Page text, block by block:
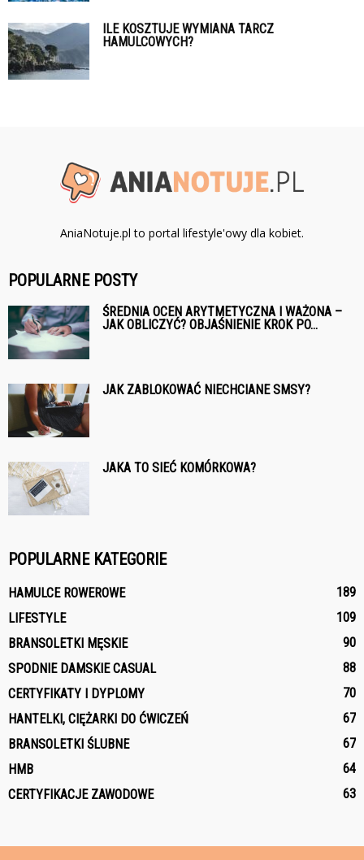
ILE KOSZTUJE WYMIANA TARCZ
HAMULCOWYCH?
AniaNotuje.pl to portal lifestyle'owy dla kobiet.
POPULARNE POSTY
ŚREDNIA OCEN ARYTMETYCZNA I WAŻONA –
JAK OBLICZYĆ? OBJAŚNIENIE KROK PO...
JAK ZABLOKOWAĆ NIECHCIANE SMSY?
JAKA TO SIEĆ KOMÓRKOWA?
POPULARNE KATEGORIE
HAMULCE ROWEROWE
189
LIFESTYLE
109
BRANSOLETKI MĘSKIE
90
SPODNIE DAMSKIE CASUAL
88
CERTYFIKATY I DYPLOMY
70
HANTELKI, CIĘŻARKI DO ĆWICZEŃ
67
BRANSOLETKI ŚLUBNE
67
HMB
64
CERTYFIKACJE ZAWODOWE
63